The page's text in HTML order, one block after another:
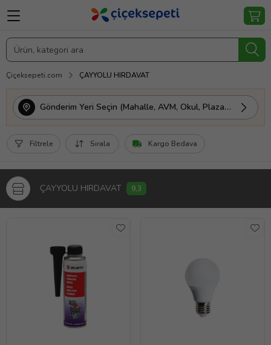
Çiçeksepeti.com ÇAYYOLU HIRDAVAT
Gönderim Yeri Seçin (Mahalle, AVM, Okul, Plaza vs.)
Filtrele Sırala Kargo Bedava
ÇAYYOLU HIRDAVAT 9,3